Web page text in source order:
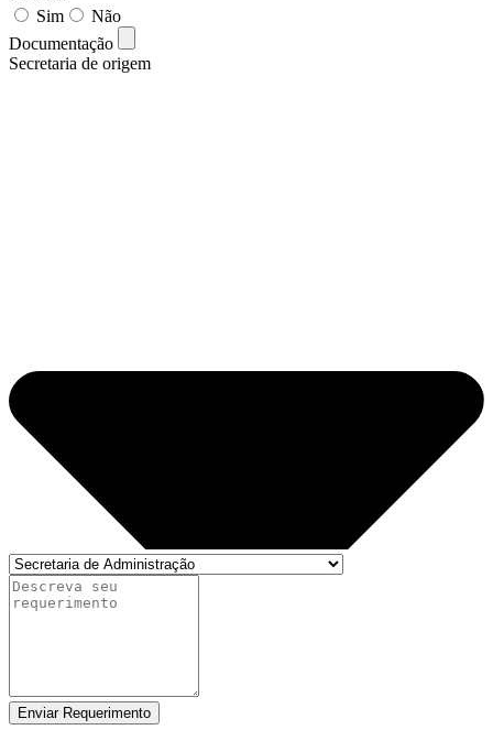
Sim
Não
Documentação
Secretaria de origem
Enviar Requerimento